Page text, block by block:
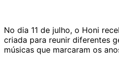
No dia 11 de julho, o Honi
criada para reunir diferentes
músicas que marcaram os